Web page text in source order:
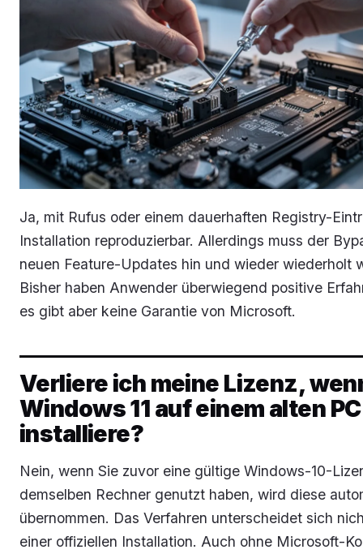
Ja, mit Rufus oder einem dauerhaften Registry-
Installation reproduzierbar. Allerdings muss der
neuen Feature-Updates hin und wieder wiederholt
Bisher haben Anwender überwiegend positive
es gibt aber keine Garantie von Microsoft.
Verliere ich meine Lizenz,
Windows 11 auf einem alten PC
installiere?
Nein, wenn Sie zuvor eine gültige Windows-10-
demselben Rechner genutzt haben, wird diese
übernommen. Das Verfahren unterscheidet sich
einer offiziellen Installation. Auch ohne Microsoft-